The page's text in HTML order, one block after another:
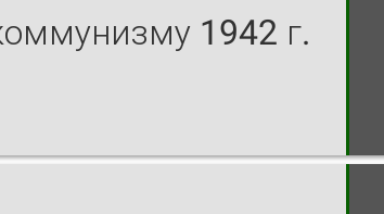
1942 г.